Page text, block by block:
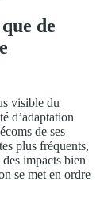
de
visible du
d’adaptation
de ses
plus fréquents,
impacts bien
se met en ordre